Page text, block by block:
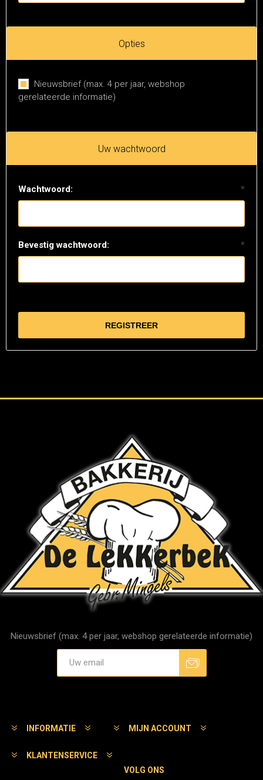
Opties
Nieuwsbrief (max. 4 per jaar, webshop
gerelateerde informatie)
Uw wachtwoord
Wachtwoord: *
Bevestig wachtwoord: *
Nieuwsbrief (max. 4 per jaar, webshop gerelateerde informatie)
INFORMATIE MIJN ACCOUNT
KLANTENSERVICE
VOLG ONS